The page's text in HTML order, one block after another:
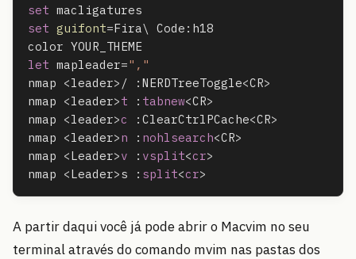
set
set guifont=Fira\ Code : h18
let mapleader=","
nmap <leader> / : NERDTreeToggle<CR>
nmap <leader>t : tabnew<CR>
nmap <leader>c : ClearCtrlPCache<CR>
nmap <leader>n : nohlsearch<CR>
nmap <Leader>v : vsplit<cr>
nmap <Leader>s : split<cr>
A partir daqui você já pode abrir o Macvim no seu
terminal através do comando mvim nas pastas dos